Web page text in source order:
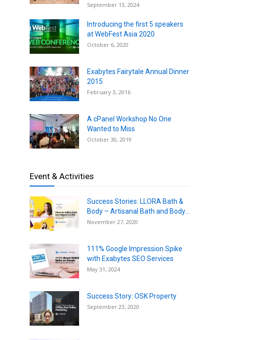
September 13, 2024
Introducing the first 5 speakers
at WebFest Asia 2020
October 6, 2020
Exabytes Fairytale Annual Dinner
2015
February 3, 2016
A cPanel Workshop No One
Wanted to Miss
October 30, 2019
Event & Activities
Success Stories: LLORA Bath &
Body – Artisanal Bath and Body...
November 27, 2020
111% Google Impression Spike
with Exabytes SEO Services
May 31, 2024
Success Story: OSK Property
September 23, 2020